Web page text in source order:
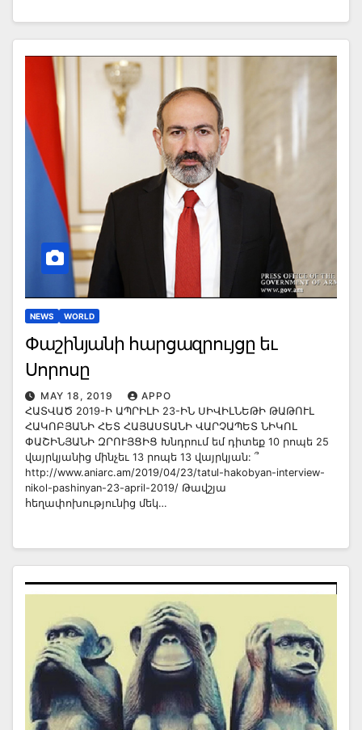
NEWS WORLD
Փաշինյանի հարցազրույցը եւ
Սորոսը
MAY 18, 2019
APPO
ՀԱՏՎԱԾ 2019-Ի ԱՊՐԻԼԻ 23-ԻՆ ՍԻՎԻԼՆԵԹԻ ԹԱԹՈՒԼ
ՀԱԿՈԲՅԱՆԻ ՀԵՏ ՀԱՅԱՍՏԱՆԻ ՎԱՐՉԱՊԵՏ ՆԻԿՈԼ
ՓԱՇԻՆՅԱՆԻ ԶՐՈՒՅՑԻՑ Խնդրում եմ դիտեք 10 րոպե 25
վայրկյանից մինչեւ 13 րոպե 13 վայրկյան: ՞
http://www.aniarc.am/2019/04/23/tatul-hakobyan-interview-
nikol-pashinyan-23-april-2019/ Թավշյա
հեղափոխությունից մեկ…